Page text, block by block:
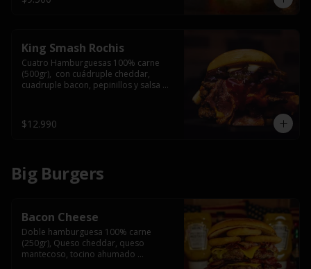
King Smash Rochis
Cuatro Hamburguesas 100% carne
(500gr),  con cuádruple cheddar,
cuadruple bacon, pepinillos y salsa
$12.990
Big Burgers
Bacon Cheese
Doble hamburguesa 100% carne
(250gr), Queso cheddar, queso
mantecoso, tocino ahumado